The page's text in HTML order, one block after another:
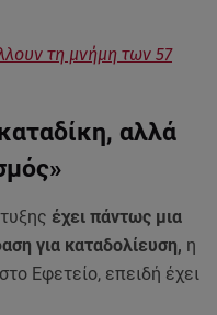
τη μνήμη των 57
αλλά
έχει πάντως μια
για καταδολίευση, η
Εφετείο, επειδή έχει